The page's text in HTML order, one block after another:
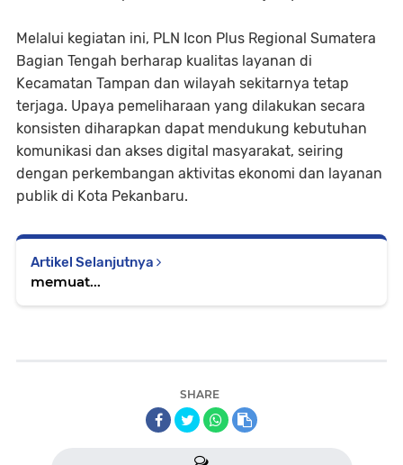
Melalui kegiatan ini, PLN Icon Plus Regional Sumatera
Bagian Tengah berharap kualitas layanan di
Kecamatan Tampan dan wilayah sekitarnya tetap
terjaga. Upaya pemeliharaan yang dilakukan secara
konsisten diharapkan dapat mendukung kebutuhan
komunikasi dan akses digital masyarakat, seiring
dengan perkembangan aktivitas ekonomi dan layanan
publik di Kota Pekanbaru.
Artikel Selanjutnya
memuat...
SHARE